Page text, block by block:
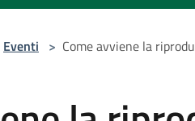
Eventi > Come avviene la